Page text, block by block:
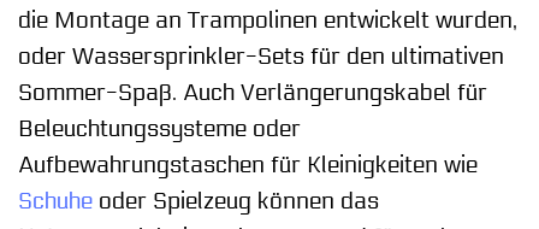
die Montage an Trampolinen entwickelt wurden,
oder Wassersprinkler-Sets für den ultimativen
Sommer-Spaß. Auch Verlängerungskabel für
Beleuchtungssysteme oder
Aufbewahrungstaschen für Kleinigkeiten wie
Schuhe oder Spielzeug können das